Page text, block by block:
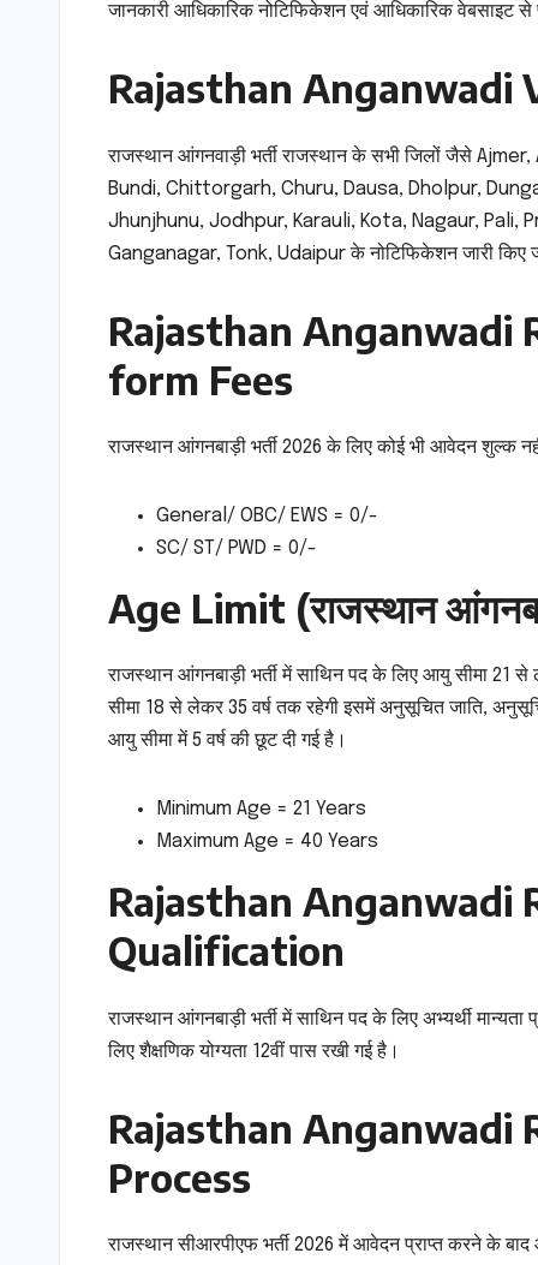
जानकारी आधिकारिक नोटिफिकेशन एवं आधिकारिक वेबसाइट
Rajasthan Anganwadi
राजस्थान आंगनवाड़ी भर्ती राजस्थान के सभी जिलों जैसे
Bundi, Chittorgarh, Churu, Dausa, Dholpur,
Jhunjhunu, Jodhpur, Karauli, Kota, Nagaur, Pali,
Ganganagar, Tonk, Udaipur के नोटिफिकेशन जारी किए
Rajasthan Anganwadi
form Fees
राजस्थान आंगनबाड़ी भर्ती 2026 के लिए कोई भी आवेदन शुल्क
General/ OBC/ EWS = 0/-
SC/ ST/ PWD = 0/-
Age Limit (राजस्थान
राजस्थान आंगनबाड़ी भर्ती में साथिन पद के लिए आयु सीमा 21
सीमा 18 से लेकर 35 वर्ष तक रहेगी इसमें अनुसूचित जाति,
आयु सीमा में 5 वर्ष की छूट दी गई है।
Minimum Age = 21 Years
Maximum Age = 40 Years
Rajasthan Anganwadi
Qualification
राजस्थान आंगनबाड़ी भर्ती में साथिन पद के लिए अभ्यर्थी मान्यता
लिए शैक्षणिक योग्यता 12वीं पास रखी गई है।
Rajasthan Anganwadi
Process
राजस्थान सीआरपीएफ भर्ती 2026 में आवेदन प्राप्त करने के